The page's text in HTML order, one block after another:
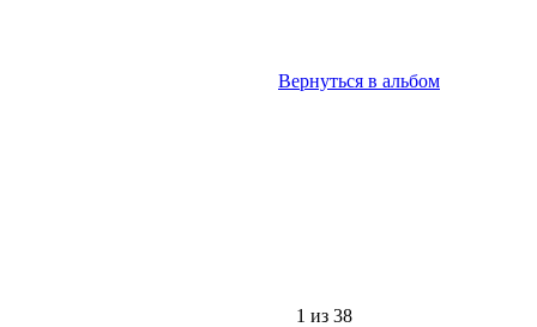
Вернуться в альбом
1 из 38